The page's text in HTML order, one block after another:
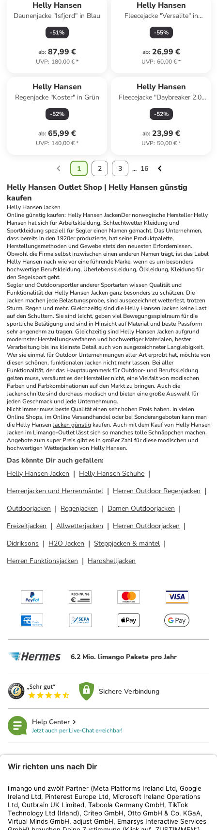
Helly Hansen
Daunenjacke "Isfjord" in Blau
-51%
ab: 87,99 €
UVP: 180,00 €*
Helly Hansen
Fleecejacke "Versalite" in
Türkis
-55%
ab: 26,99 €
UVP: 60,00 €*
Helly Hansen
Regenjacke "Koster" in Grün
-52%
ab: 65,99 €
UVP: 140,00 €*
Helly Hansen
Fleecejacke "Daybreaker 2.0"
in Pink
-52%
ab: 23,99 €
UVP: 50,00 €*
1 2 3 ... 16
Helly Hansen Outlet Shop | Helly Hansen günstig
kaufen
Helly Hansen Jacken
Online günstig kaufen: Helly Hansen JackenDer norwegische Hersteller Helly
Hansen hat sich für Arbeitskleidung, Schlechtwetter Kleidung und
Sportkleidung speziell für Segler einen Namen gemacht. Das Unternehmen,
dass bereits in den 1920er produzierte, hat seine Produktpalette,
Herstellungsmethoden und Gewebe stets den neuesten Erfordernissen.
Obwohl die Firma selbst inzwischen einen anderen Namen trägt, ist das Label
Helly Hansen nach wie vor eine führende Marke, wenn es um besonders
hochwertige Berufskleidung, Überlebenskleidung, Ölkleidung, Kleidung für
den Segelsport geht.
Segler und Outdoorsportler anderer Sportarten wissen Qualität und
Funktionalität der Helly Hansen Jacken ganz besonders zu schätzen. Die
Jacken machen jede Belastungsprobe, sind ausgezeichnet wetterfest, trotzen
Sturm, Regen und mehr. Gleichzeitig sind die Helly Hansen Jacken keine Last
auf den Schultern. Sie sind leicht, geben viel Bewegungsspielraum für die
sportliche Betätigung und sind in Hinsicht auf Material und beste Passform
sehr angenehm zu tragen. Gleichzeitig sind Helly Hansen Jacken aufgrund
modernster Herstellungsverfahren und hochwertiger Materialen, bester
Verarbeitung bis ins kleinste Detail auch von ausgezeichneter Langlebigkeit.
Wer sie einmal für Outdoor Unternehmungen aller Art erprobt hat, möchte von
diesen schönen, funktionalen Jacken nicht mehr lassen. Bei aller
Funktionalität, der das Hauptaugenmerk für Outdoor- und Berufskleidung
gelten muss, versäumt es der Hersteller nicht, eine Vielfalt von modischen
Farben und Farbkombinationen auf den Markt zu bringen. Auch die
Jackenschnitte sind durchaus modisch und bieten eine große Auswahl für
jeden Geschmack und jede Unternehmung.
Nicht immer muss beste Qualität einen sehr hohen Preis haben. In vielen
Online Shops, im Online Versandhandel oder bei Sonderangeboten kann man
die Helly Hansen Jacken günstig kaufen. Auch mit dem Kauf von Helly Hansen
Jacken im Limango-Outlet lässt sich so manches tolle Schnäppchen machen.
Angebote zum super Preis gibt es in großer Zahl für diese modischen und
hochwertigen Wetterjacken von Helly Hansen.
Das könnte Dir auch gefallen:
Helly Hansen Jacken
Helly Hansen Schuhe
Herrenjacken und Herrenmäntel
Herren Outdoor Regenjacken
Outdoorjacken
Regenjacken
Damen Outdoorjacken
Freizeitjacken
Allwetterjacken
Herren Outdoorjacken
Didriksons
H2O Jacken
Steppjacken & mäntel
Herren Funktionsjacken
Hardshelljacken
6.2 Mio. limango Pakete pro Jahr
Sichere Verbindung
Help Center
Jetzt auch per Live-Chat erreichbar!
Kundenservice
Shop